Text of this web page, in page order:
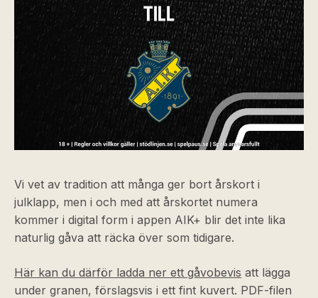
Vi vet av tradition att många ger bort årskort i
julklapp, men i och med att årskortet numera
kommer i digital form i appen AIK+ blir det inte lika
naturlig gåva att räcka över som tidigare.
Här kan du därför ladda ner ett gåvobevis att lägga
under granen, förslagsvis i ett fint kuvert. PDF-filen